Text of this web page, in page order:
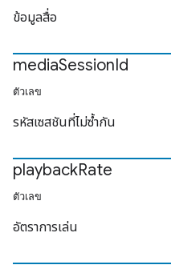
ข้อมูลสื่อ
mediaSessionId
ตัวเลข
รหัสเซสชันที่ไม่ซ้ำกัน
playbackRate
ตัวเลข
อัตราการเล่น